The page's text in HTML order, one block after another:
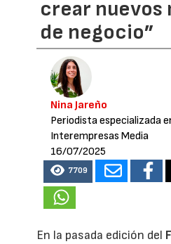
crear nuevos
de negocio”
Nina Jareño
Periodista especializada
Interempresas Media
16/07/2025
7709
En la pasada edición del